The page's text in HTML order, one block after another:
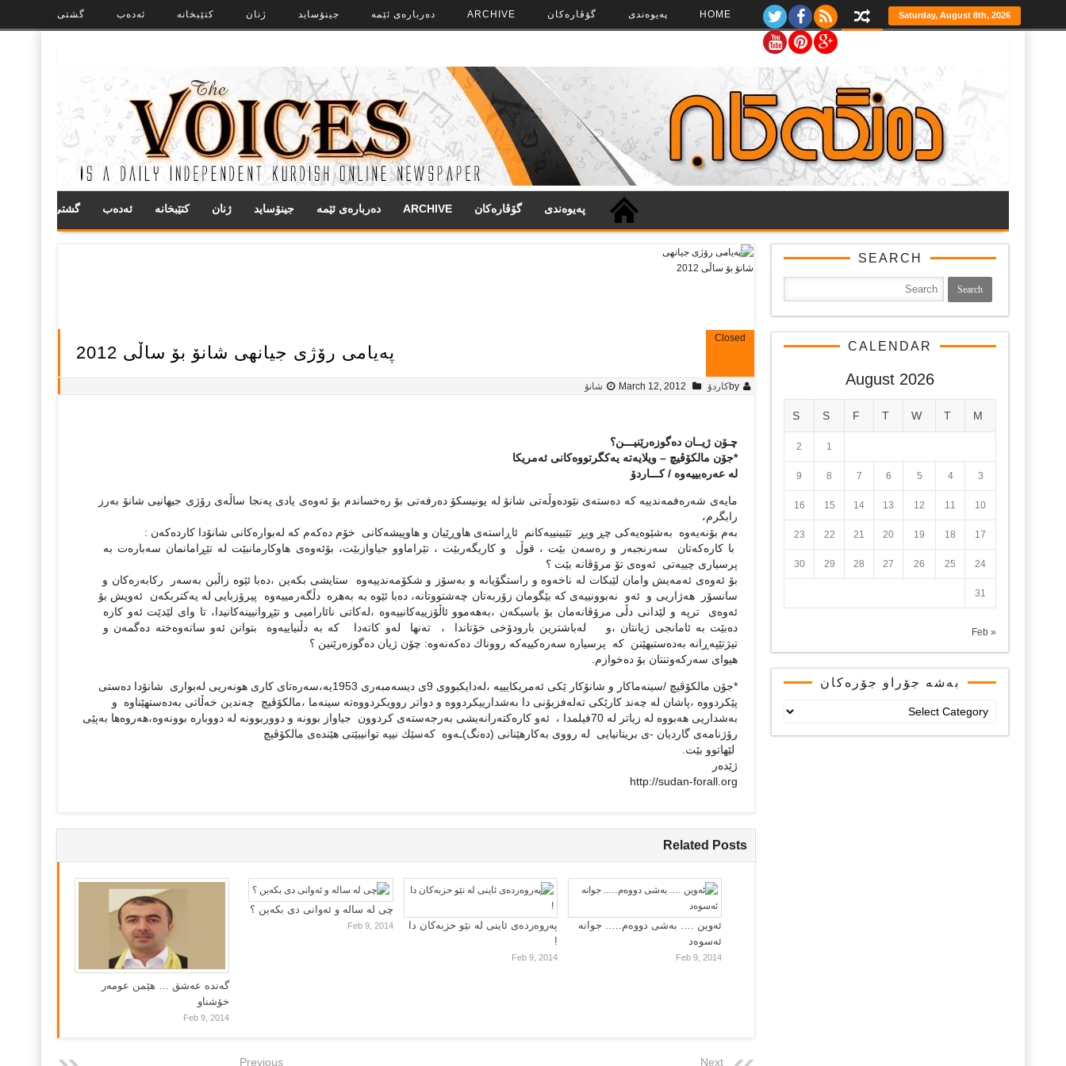
گشتی ئەدەب کتێبخانە ژنان جینۆساید ده‌رباره‌ی ئێمه ARCHIVE گۆڤاره‌کان په‌‌یوه‌ندی HOME Saturday, August 8th, 2026
گشتی ئەدەب کتێبخانە ژنان جینۆساید ده‌رباره‌ی ئێمه ARCHIVE گۆڤاره‌کان په‌‌یوه‌ندی
په‌یامی رۆژی جیانهی شانۆ بۆ ساڵی 2012
Closed
byکاردۆ March 12, 2012 شانۆ
چـۆن ژیــان ده‌گوزه‌رێنیـــن؟
*جۆن مالكۆڤیچ – ویلایه‌ته‌ یه‌كگرتووه‌كانی ئه‌مریكا
له‌ عه‌ره‌بییه‌وه‌ / كـــاردۆ
مایه‌ی شه‌ره‌فمه‌ندییه‌ كه‌ ده‌سته‌ی نێوده‌وڵه‌تی شانۆ له‌ یونیسكۆ ده‌رفه‌تی بۆ ره‌خساندم بۆ ئه‌وه‌ی یادی په‌نجا ساڵه‌ی رۆژی جیهانیی شانۆ به‌رز
رابگرم،
به‌م بۆنه‌یه‌وه‌ به‌شێوه‌یه‌كی چڕ وپڕ تێبینییه‌كانم ئاڕاسته‌ی هاوڕێیان و هاوپیشه‌كانی خۆم ده‌كه‌م كه‌ له‌بواره‌كانی شانۆدا كارده‌كه‌ن :
با كاره‌كه‌تان سه‌رنجبه‌ر و ره‌سه‌ن بێت ، قوڵ و كاریگه‌ربێت ، تێراماوو جیاوازبێت، بۆئه‌وه‌ی هاوكارمانبێت له‌ تێڕامانمان سه‌باره‌ت به‌
پرسیاری چییه‌تی ئه‌وه‌ی تۆ مرۆڤانه‌ بێت ؟
بۆ ئه‌وه‌ی ئه‌مه‌یش وامان لێبكات له‌ ناخه‌وه‌ و راستگۆیانه‌ و به‌سۆز و شكۆمه‌ندییه‌وه‌ ستایشی بكه‌ین ،ده‌با ئێوه‌ زاڵبن به‌سه‌ر ركابه‌ره‌كان و
سانسۆر هه‌ژاریی و ئه‌و نه‌بوونییه‌ی كه‌ بێگومان زۆربه‌تان چه‌شتووتانه‌، ده‌با ئێوه‌ به‌ به‌هره‌ دڵگه‌رمییه‌وه‌ پیرۆزبایی له‌ یه‌كتربكه‌ن ئه‌ویش بۆ
ئه‌وه‌ی ترپه‌ و لێدانی دڵی مرۆڤانه‌مان بۆ باسبكه‌ن ،به‌هه‌موو ئاڵۆزییه‌كانییه‌وه‌ ،له‌كاتی نائارامیی و تێڕوانیینه‌كانیدا، تا وای لێدێت ئه‌و كاره‌
ده‌بێت به‌ ئامانجی ژیانتان ،و له‌باشترین بارودۆخی خۆتاندا ، ته‌نها له‌و كاته‌دا كه‌ به‌ دڵنیاییه‌وه‌ بتوانن ئه‌و ساته‌وه‌خته‌ ده‌گمه‌ن و
تیژتێپه‌ڕانه‌ به‌ده‌ستبهێنن كه‌ پرسیاره‌ سه‌ره‌كییه‌كه‌ رووناك ده‌كه‌نه‌وه‌: چۆن ژیان ده‌گوزه‌رێنین ؟
هیوای سه‌ركه‌وتنتان بۆ ده‌خوازم.
*جۆن مالكۆڤیچ /سینه‌ماكار و شانۆكار ێكی ئه‌مریكایییه‌ ،له‌دایكبووی 9ی دیسه‌مبه‌ری 1953یه‌،سه‌ره‌تای كاری هونه‌ریی له‌بواری شانۆدا ده‌ستی
پێكردووه‌ ،پاشان له‌ چه‌ند كارێكی ته‌له‌فزیۆنی دا به‌شدارییكردووه‌ و دواتر روویكردووه‌ته‌ سینه‌ما ،مالكۆڤیچ چه‌ندین خه‌ڵاتی به‌ده‌ستهێناوه‌ و
به‌شداریی هه‌بووه‌ له‌ زیاتر له‌ 70فیلمدا ، ئه‌و كاره‌كته‌رانه‌یشی به‌رجه‌سته‌ی كردوون جیاواز بوونه‌ و دووربوونه‌ له‌ دووباره‌ بوونه‌وه‌،هه‌روه‌ها به‌پێی
رۆژنامه‌ی گاردیان -ی بریتانیایی له‌ رووی به‌كارهێنانی (ده‌نگ)ـه‌وه‌ كه‌سێك نییه‌ توانیبێتی هێنده‌ی مالكۆڤیچ
لێهاتوو بێت.
ژێده‌ر
http://sudan-forall.org
Related Posts
گه‌نده‌ عه‌شق … هێمن عومه‌ر
خۆشناو
Feb 9, 2014
چی لە سالە و ئەوانی دی بكەین ؟
Feb 9, 2014
پەروەردەی ئاینی لە نێو حزبەکان دا
!
Feb 9, 2014
ئەوین …. بەشی دووەم….. جوانە
ئەسوەد
Feb 9, 2014
Previous Next
SEARCH
CALENDAR
August 2026
M
T
W
T
F
S
S
1
2
3
4
5
6
7
8
9
10
11
12
13
14
15
16
17
18
19
20
21
22
23
24
25
26
27
28
29
30
31
« Feb
بەشە جۆراو جۆرەکان
جۆرەکان